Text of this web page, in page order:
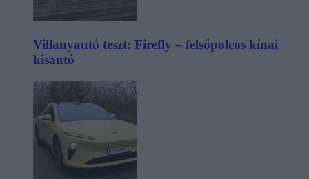
Villanyautó teszt: Firefly – felsőpolcos kínai
kisautó